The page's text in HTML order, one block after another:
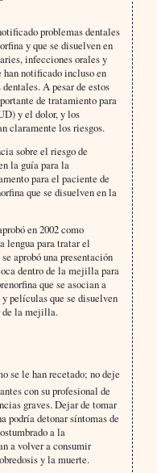
problemas dentales
y que se disuelven en
infecciones orales y
han notificado incluso en
A pesar de estos
de tratamiento para
y el dolor, y los
claramente los riesgos.
sobre el riesgo de
la guía para la
para el paciente de
que se disuelven en la
en 2002 como
lengua para tratar el
aprobó una presentación
dentro de la mejilla para
que se asocian a
películas que se disuelven
de la mejilla.
se le han recetado; no deje
con su profesional de
graves. Dejar de tomar
podría detonar síntomas de
a la
a volver a consumir
y la muerte.